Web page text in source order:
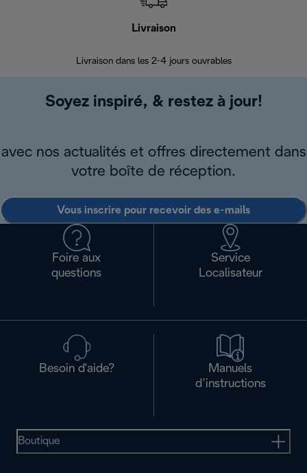
Livraison
Livraison dans les 2-4 jours ouvrables
Soyez inspiré, & restez à jour!
avec nos actualités et offres directement dans
votre boîte de réception.
Vous inscrire pour recevoir des e-mails
Foire aux
questions
Service
Localisateur
Besoin d'aide?
Manuels
d’instructions
Boutique